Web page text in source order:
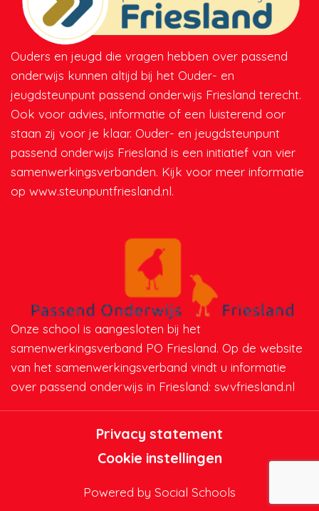
Ouders en jeugd die vragen hebben over passend
onderwijs kunnen altijd bij het Ouder- en
jeugdsteunpunt passend onderwijs Friesland terecht.
Ook voor advies, informatie of een luisterend oor
staan zij voor je klaar. Ouder- en jeugdsteunpunt
passend onderwijs Friesland is een initiatief van vier
samenwerkingsverbanden. Kijk voor meer informatie
op www.steunpuntfriesland.nl.
Onze school is aangesloten bij het
samenwerkingsverband PO Friesland. Op de website
van het samenwerkingsverband vindt u informatie
over passend onderwijs in Friesland: swvfriesland.nl
Privacy statement
Cookie instellingen
Powered by Social Schools